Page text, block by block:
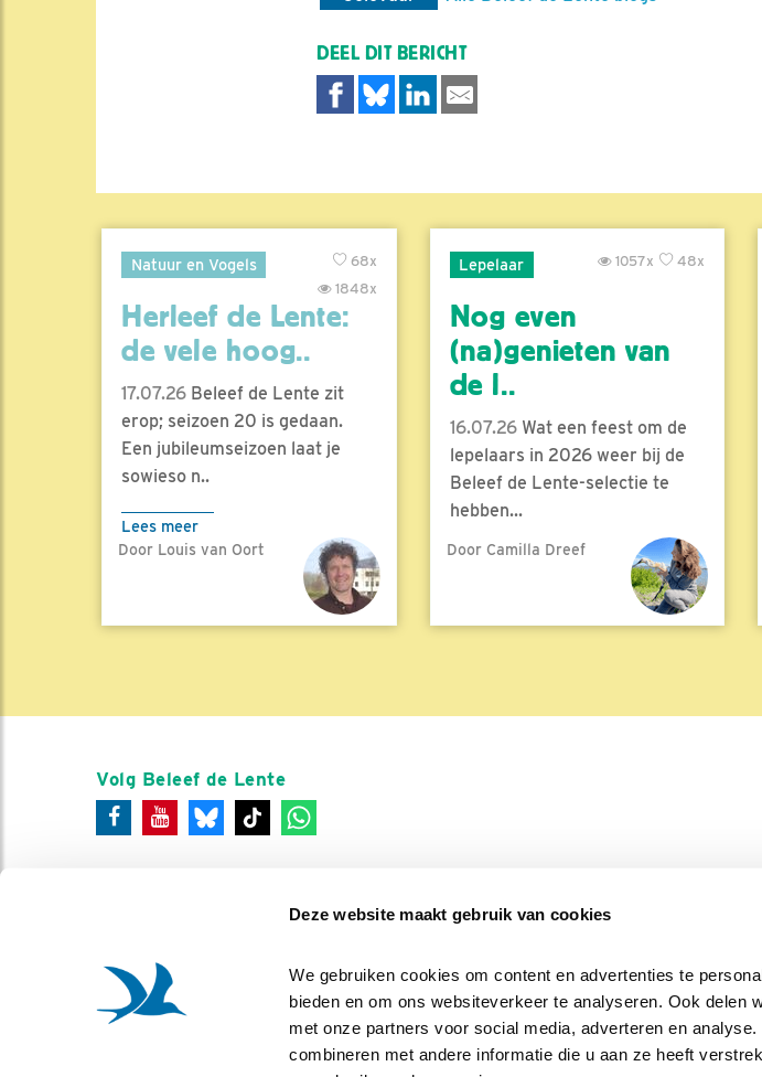
Deze website maakt gebruik van cookies
We gebruiken cookies om content en advertenties te
bieden en om ons websiteverkeer te analyseren. Ook delen
met onze partners voor social media, adverteren en
combineren met andere informatie die u aan ze heeft
DEEL DIT BERICHT
Natuur en Vogels
68x
1848x
Herleef de Lente:
de vele hoog..
17.07.26 Beleef de Lente zit
erop; seizoen 20 is gedaan.
Een jubileumseizoen laat je
sowieso n..
Lees meer
Door Louis van Oort
Lepelaar 48x
1057x
Nog even
(na)genieten van
de l..
16.07.26Wat een feest om de
lepelaars in 2026 weer bij de
Beleef de Lente-selectie te
hebben...
Lees meer
Door Camilla Dreef
Volg Beleef de Lente